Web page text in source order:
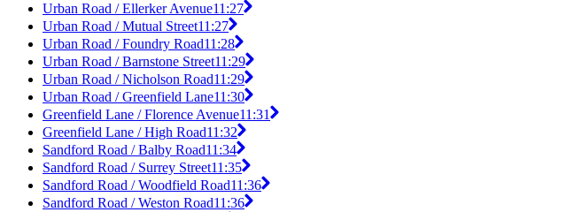
Urban Road / Ellerker Avenue11:27
Urban Road / Mutual Street11:27
Urban Road / Foundry Road11:28
Urban Road / Barnstone Street11:29
Urban Road / Nicholson Road11:29
Urban Road / Greenfield Lane11:30
Greenfield Lane / Florence Avenue11:31
Greenfield Lane / High Road11:32
Sandford Road / Balby Road11:34
Sandford Road / Surrey Street11:35
Sandford Road / Woodfield Road11:36
Sandford Road / Weston Road11:36